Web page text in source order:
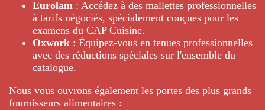
Eurolam : Accédez à des mallettes professionnelles
à tarifs négociés, spécialement conçues pour les
examens du CAP Cuisine.
Oxwork : Équipez-vous en tenues professionnelles
avec des réductions spéciales sur l'ensemble du
catalogue.
Nous vous ouvrons également les portes des plus grands
fournisseurs alimentaires :